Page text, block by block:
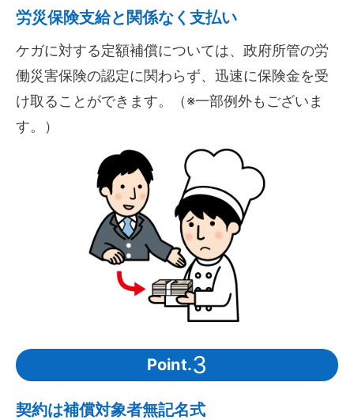
労災保険支給と関係なく支払い
ケガに対する定額補償については、政府所管の労
働災害保険の認定に関わらず、迅速に保険金を受
け取ることができます。（※一部例外もございま
す。）
Point.3
契約は補償対象者無記名式